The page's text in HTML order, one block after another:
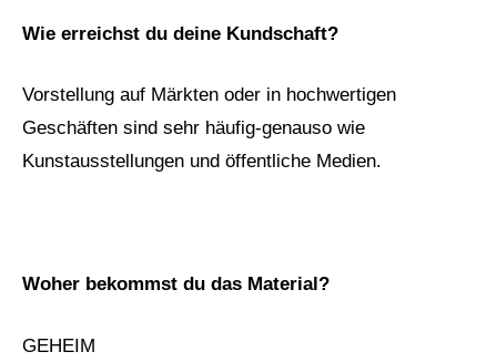
Wie erreichst du deine Kundschaft?
Vorstellung auf Märkten oder in hochwertigen
Geschäften sind sehr häufig-genauso wie
Kunstausstellungen und öffentliche Medien.
Woher bekommst du das Material?
GEHEIM